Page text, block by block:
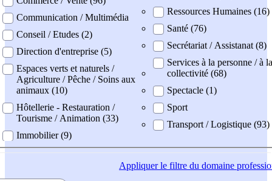
Communication / Multimédia
Conseil / Etudes (2)
Direction d'entreprise (5)
Espaces verts et naturels /
Agriculture / Pêche / Soins aux
animaux (10)
Hôtellerie - Restauration /
Tourisme / Animation (33)
Immobilier (9)
Ressources Humaines (16)
Santé (76)
Secrétariat / Assistanat (8)
Services à la personne / à la
collectivité (68)
Spectacle (1)
Sport
Transport / Logistique (93)
Appliquerle filtre du domaine